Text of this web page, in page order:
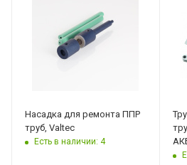
Насадка для ремонта ППР
труб, Valtec
Есть в наличии: 4